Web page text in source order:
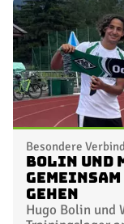
Besondere
Bolin und
gehen
Hugo Bolin und